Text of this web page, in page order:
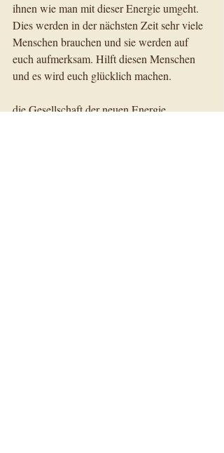
ihnen wie man mit dieser Energie umgeht.
Dies werden in der nächsten Zeit sehr viele
Menschen brauchen und sie werden auf
euch aufmerksam. Hilft diesen Menschen
und es wird euch glücklich machen.
die Gesellschaft der neuen Energie